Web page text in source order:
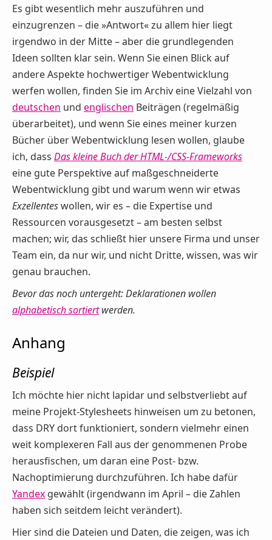
Es gibt wesentlich mehr auszuführen und
einzugrenzen – die »Antwort« zu allem hier liegt
irgendwo in der Mitte – aber die grundlegenden
Ideen sollten klar sein. Wenn Sie einen Blick auf
andere Aspekte hochwertiger Webentwicklung
werfen wollen, finden Sie im Archiv eine Vielzahl von
deutschen und englischen Beiträgen (regelmäßig
überarbeitet), und wenn Sie eines meiner kurzen
Bücher über Webentwicklung lesen wollen, glaube
ich, dass Das kleine Buch der HTML-/CSS-Frameworks
eine gute Perspektive auf maßgeschneiderte
Webentwicklung gibt und warum wenn wir etwas
Exzellenteswollen, wir es – die Expertise und
Ressourcen vorausgesetzt – am besten selbst
machen; wir, das schließt hier unsere Firma und unser
Team ein, da nur wir, und nicht Dritte, wissen, was wir
genau brauchen.
Bevor das noch untergeht: Deklarationen wollen
alphabetisch sortiertwerden.
Anhang
Beispiel
Ich möchte hier nicht lapidar und selbstverliebt auf
meine Projekt-Stylesheets hinweisen um zu betonen,
dass DRY dort funktioniert, sondern vielmehr einen
weit komplexeren Fall aus der genommenen Probe
herausfischen, um daran eine Post- bzw.
Nachoptimierung durchzuführen. Ich habe dafür
Yandex gewählt (irgendwann im April – die Zahlen
haben sich seitdem leicht verändert).
Hier sind die Dateien und Daten, die zeigen, was ich